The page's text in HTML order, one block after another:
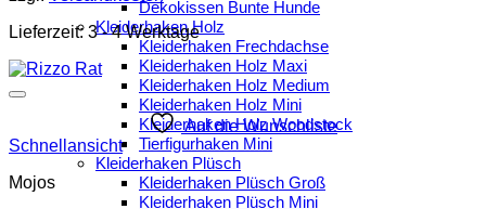
Dekokissen Bunte Hunde
Kleiderhaken Holz
Kleiderhaken Frechdachse
Kleiderhaken Holz Maxi
Kleiderhaken Holz Medium
Kleiderhaken Holz Mini
Kleiderhaken Holz Woodstock
Tierfigurhaken Mini
Kleiderhaken Plüsch
Kleiderhaken Plüsch Groß
Kleiderhaken Plüsch Mini
Lieferzeit:3 - 4 Werktage
Auf die Wunschliste
Schnellansicht
Mojos